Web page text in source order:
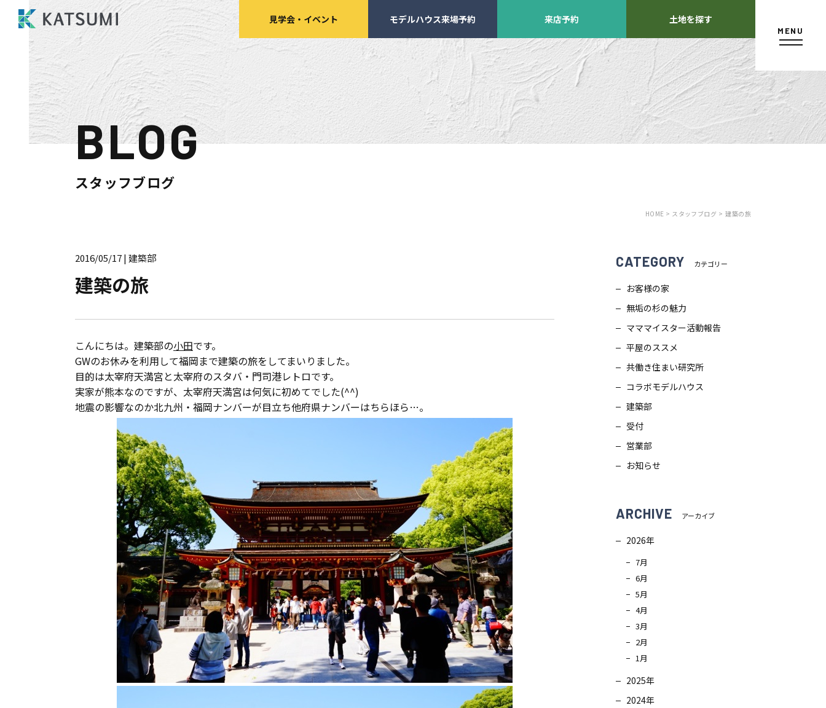
モデルハウス来場予約
物件検索
会員登録
おすすめ分譲地
手間ひまかけた家づくり
KATSUMIの標準仕様 和暮-なごみ-
素材とデザイン
耐震性能+制震性能
断熱・気密性能と快適性
長期優良住宅
ZEH
ラインナップ
会社案内
経営理念・
採用情報
よくあるご質問
店舗紹介
スタッフブログ
ZEH普及目標
ソーシャルメディアポリシー
サイトマップ
見学会 ・ イベント モデルハウス来場予約 来店予約 土地を探す
MENU
BLOG
スタッフブログ
HOME > スタッフブログ > 建築の旅
2016/05/17| 建築部
建築の旅
こんにちは。建築部の小田です。
GWのお休みを利用して福岡まで建築の旅をしてまいりました。
目的は太宰府天満宮と太宰府のスタバ・門司港レトロです。
実家が熊本なのですが、太宰府天満宮は何気に初めてでした(^^)
地震の影響なのか北九州・福岡ナンバーが目立ち他府県ナンバーはちらほら…。
CATEGORY カテゴリー
お客様の家
無垢の杉の魅力
マママイスター活動報告
平屋のススメ
共働き住まい研究所
コラボモデルハウス
建築部
受付
営業部
お知らせ
ARCHIVE アーカイブ
2026年
7月
6月
5月
4月
3月
2月
1月
2025年
2024年